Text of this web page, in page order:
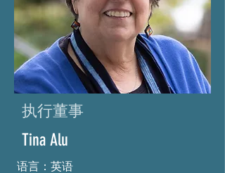
执行董事
Tina Alu
语言：英语